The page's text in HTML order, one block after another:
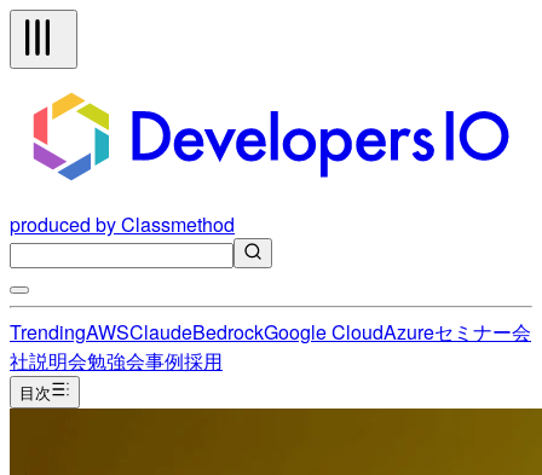
produced by Classmethod
TrendingAWSClaudeBedrockGoogle CloudAzureセミナー会
社説明会勉強会事例採用
目次